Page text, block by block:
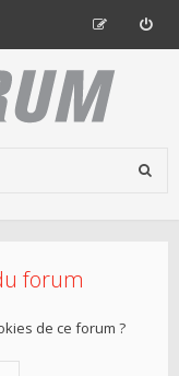
forum
de ce forum ?